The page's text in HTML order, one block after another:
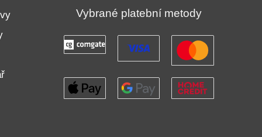
Vybrané platební metody